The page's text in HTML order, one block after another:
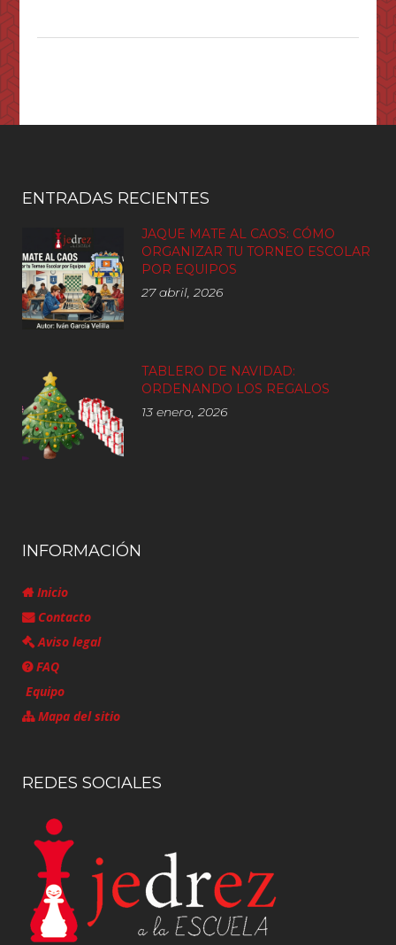
ENTRADAS RECIENTES
JAQUE MATE AL CAOS: CÓMO
ORGANIZAR TU TORNEO ESCOLAR
POR EQUIPOS
27 abril, 2026
TABLERO DE NAVIDAD:
ORDENANDO LOS REGALOS
13 enero, 2026
INFORMACIÓN
Inicio
Contacto
Aviso legal
FAQ
Equipo
Mapa del sitio
REDES SOCIALES